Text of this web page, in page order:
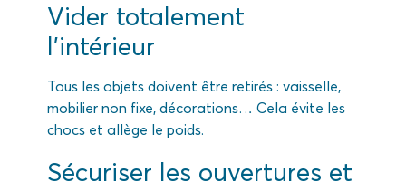
Vider totalement
l’intérieur
Tous les objets doivent être retirés : vaisselle,
mobilier non fixe, décorations… Cela évite les
chocs et allège le poids.
Sécuriser les ouvertures et